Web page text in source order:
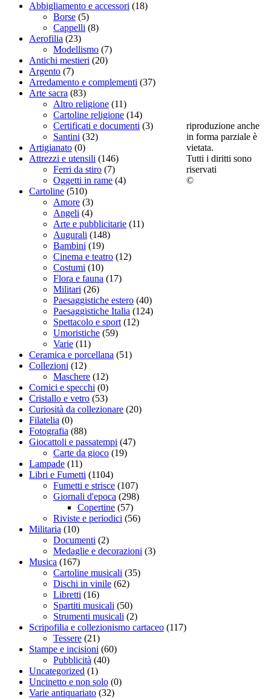
Abbigliamento e accessori (18)
Borse (5)
Cappelli (8)
Aerofilia (23)
Modellismo (7)
Antichi mestieri (20)
Argento (7)
Arredamento e complementi (37)
Arte sacra (83)
Altro religione (11)
Cartoline religione (14)
Certificati e documenti (3)
Santini (32)
Artigianato (0)
Attrezzi e utensili (146)
Ferri da stiro (7)
Oggetti in rame (4)
Cartoline (510)
Amore (3)
Angeli (4)
Arte e pubblicitarie (11)
Augurali (148)
Bambini (19)
Cinema e teatro (12)
Costumi (10)
Flora e fauna (17)
Militari (26)
Paesaggistiche estero (40)
Paesaggistiche Italia (124)
Spettacolo e sport (12)
Umoristiche (59)
Varie (11)
Ceramica e porcellana (51)
Collezioni (12)
Maschere (12)
Cornici e specchi (0)
Cristallo e vetro (53)
Curiosità da collezionare (20)
Filatelia (0)
Fotografia (88)
Giocattoli e passatempi (47)
Carte da gioco (19)
Lampade (11)
Libri e Fumetti (1104)
Fumetti e strisce (107)
Giornali d'epoca (298)
Copertine (57)
Riviste e periodici (56)
Militaria (10)
Documenti (2)
Medaglie e decorazioni (3)
Musica (167)
Cartoline musicali (35)
Dischi in vinile (62)
Libretti (16)
Spartiti musicali (50)
Strumenti musicali (2)
Scripofilia e collezionismo cartaceo (117)
Tessere (21)
Stampe e incisioni (60)
Pubblicità (40)
Uncategorized (1)
Uncinetto e non solo (0)
Varie antiquariato (32)
riproduzione anche
in forma parziale è
vietata.
Tutti i diritti sono
riservati
©